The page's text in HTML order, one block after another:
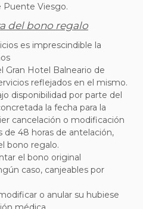
Puente Viesgo.
del bono regalo
es imprescindible la
Gran Hotel Balneario de
reflejados en el mismo.
disponibilidad por parte del
la fecha para la
cancelación o modificación
de 48 horas de antelación,
bono regalo.
el bono original
caso, canjeables por
o anular su hubiese